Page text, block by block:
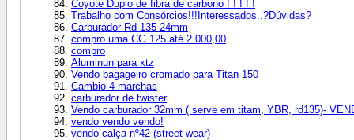
Coyote Duplo de fibra de carbono ! ! ! ! !
Trabalho com Consórcios!!!Interessados..?Dúvidas?
Carburador Rd 135 24mm
compro uma CG 125 até 2.000,00
compro
Aluminun para xtz
Vendo bagageiro cromado para Titan 150
Cambio 4 marchas
carburador de twister
Vendo carburador 32mm ( serve em titam, YBR, rd135)-
vendo vendo vendo!
vendo calça nº42 (street wear)